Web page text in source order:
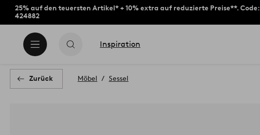
25% auf den teuersten Artikel* + 10% extra auf reduzierte Preise**. Code:
424882
Inspiration
Zurück Möbel Sessel